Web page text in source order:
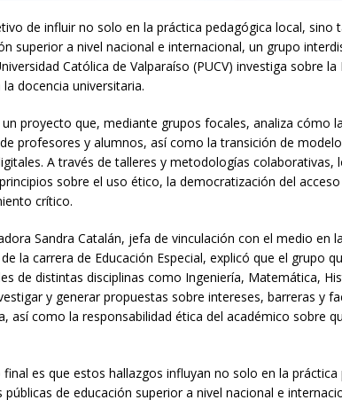
de influir no solo en la práctica pedagógica local, sino
superior a nivel nacional e internacional, un grupo
Católica de Valparaíso (PUCV) investiga sobre
docencia universitaria.
proyecto que, mediante grupos focales, analiza cómo
profesores y alumnos, así como la transición de
A través de talleres y metodologías colaborativas,
sobre el uso ético, la democratización del
crítico.
Sandra Catalán, jefa de vinculación con el medio en
la carrera de Educación Especial, explicó que el grupo
de distintas disciplinas como Ingeniería, Matemática,
y generar propuestas sobre intereses, barreras y
así como la responsabilidad ética del académico sobre
final es que estos hallazgos influyan no solo en la
públicas de educación superior a nivel nacional e